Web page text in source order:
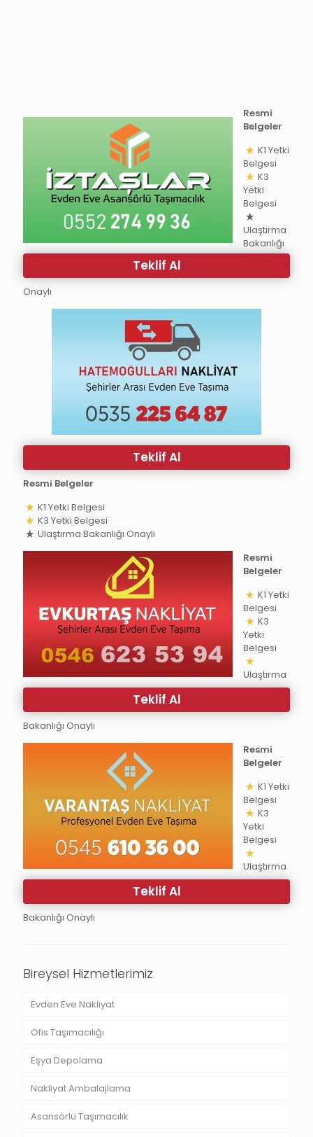
Teklif Al
Resmi
Belgeler
K1 Yetki
Belgesi
K3
Yetki
Belgesi
Ulaştırma
Bakanlığı
Onaylı
Teklif Al
Resmi Belgeler
K1 Yetki Belgesi
K3 Yetki Belgesi
Ulaştırma Bakanlığı Onaylı
Teklif Al
Resmi
Belgeler
K1 Yetki
Belgesi
K3
Yetki
Belgesi
Ulaştırma
Bakanlığı Onaylı
Teklif Al
Resmi
Belgeler
K1 Yetki
Belgesi
K3
Yetki
Belgesi
Ulaştırma
Bakanlığı Onaylı
Bireysel Hizmetlerimiz
Evden Eve Nakliyat
Ofis Taşımacılığı
Eşya Depolama
Nakliyat Ambalajlama
Asansörlü Taşımacılık